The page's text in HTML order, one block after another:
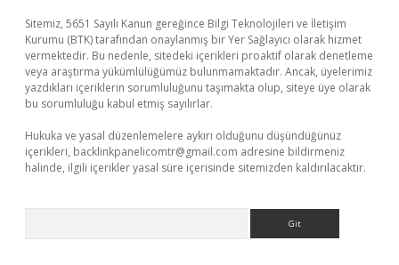
Sitemiz, 5651 Sayılı Kanun gereğince Bilgi Teknolojileri ve İletişim
Kurumu (BTK) tarafından onaylanmış bir Yer Sağlayıcı olarak hizmet
vermektedir. Bu nedenle, sitedeki içerikleri proaktif olarak denetleme
veya araştırma yükümlülüğümüz bulunmamaktadır. Ancak, üyelerimiz
yazdıkları içeriklerin sorumluluğunu taşımakta olup, siteye üye olarak
bu sorumluluğu kabul etmiş sayılırlar.
Hukuka ve yasal düzenlemelere aykırı olduğunu düşündüğünüz
içerikleri, backlinkpanelicomtr@gmail.com adresine bildirmeniz
halinde, ilgili içerikler yasal süre içerisinde sitemizden kaldırılacaktır.